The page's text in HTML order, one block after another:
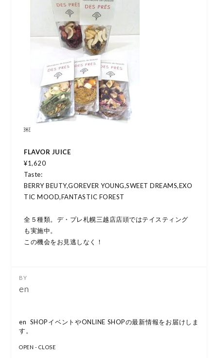
￼
FLAVOR JUICE
¥1,620
Taste:
BERRY BEUTY,GOREVER YOUNG,SWEET DREAMS,EXO
TIC MOOD,FANTASTIC FOREST
全５種類。デ・プレ札幌三越店店頭ではテイスティング
も実施中。
この機会をお見逃しなく！
en
en SHOPイベントやONLINE SHOPの最新情報をお届けしま
す。
OPEN - CLOSE